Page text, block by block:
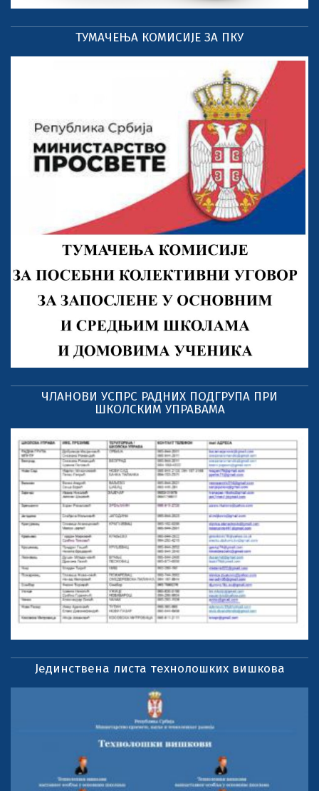
ТУМАЧЕЊА КОМИСИЈЕ ЗА ПКУ
ЧЛАНОВИ УСПРС РАДНИХ ПОДГРУПА ПРИ
ШКОЛСКИМ УПРАВАМА
Јединствена листа технолошких вишкова